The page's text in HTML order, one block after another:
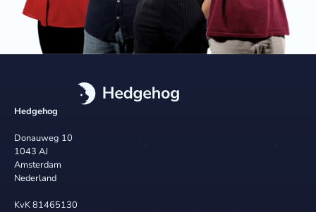
Hedgehog
Donauweg 10
1043 AJ
Amsterdam
Nederland
KvK 81465130